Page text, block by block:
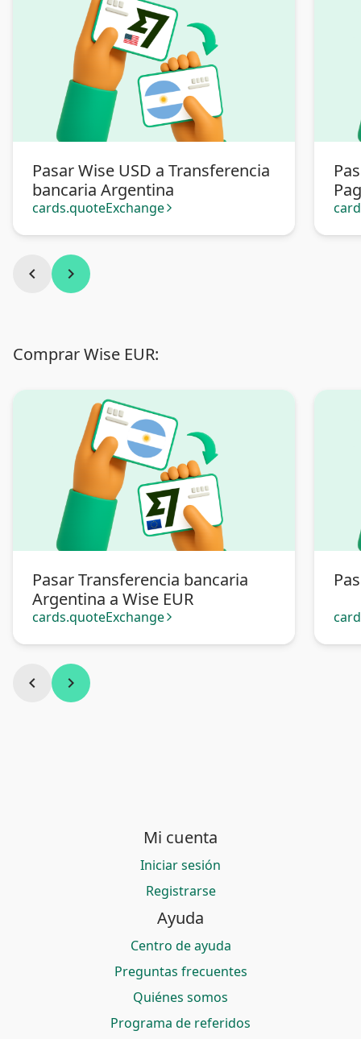
Pasar Wise USD a Transferencia
bancaria Argentina
cards.quoteExchange arrow_forward_ios
chevron_left chevron_right
Comprar Wise EUR:
Pasar Transferencia bancaria
Argentina a Wise EUR
cards.quoteExchange arrow_forward_ios
chevron_left chevron_right
Mi cuenta
Iniciar sesión
Registrarse
Ayuda
Centro de ayuda
Preguntas frecuentes
Quiénes somos
Programa de referidos